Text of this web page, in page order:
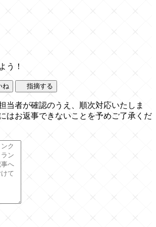
う！
ね 指摘する
当者が確認のうえ、順次対応いたしま
はお返事できないことを予めご了承くだ